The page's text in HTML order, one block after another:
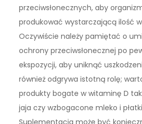
przeciwsłonecznych, aby
produkować wystarczającą ilość
Oczywiście należy pamiętać o
ochrony przeciwsłonecznej po
ekspozycji, aby uniknąć
również odgrywa istotną rolę;
produkty bogate w witaminę D
jaja czy wzbogacone mleko i